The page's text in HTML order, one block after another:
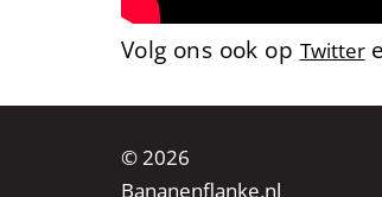
Volg ons ook op Twitter
© 2026
Bananenflanke.nl